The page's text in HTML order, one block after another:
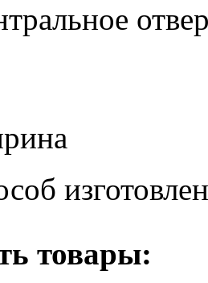
товары: